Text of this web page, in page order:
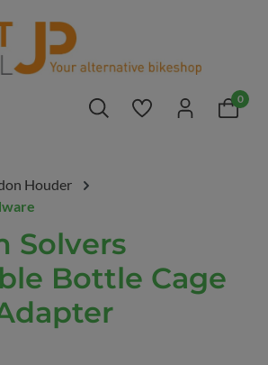
Je hebt 0 items
0
Houder
Solvers
Bottle Cage